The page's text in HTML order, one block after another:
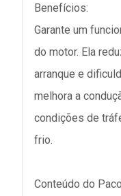
Benefícios:
Garante um
do motor. Ela
arranque e
melhora a
condições de
frio.
Conteúdo do